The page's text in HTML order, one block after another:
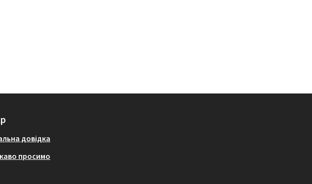
довідка
просимо